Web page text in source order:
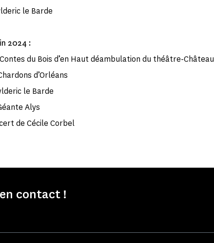
le Barde
2024 :
Contes du Bois d’en Haut déambulation du théâtre-Château
d’Orléans
le Barde
Alys
de Cécile Corbel
contact !